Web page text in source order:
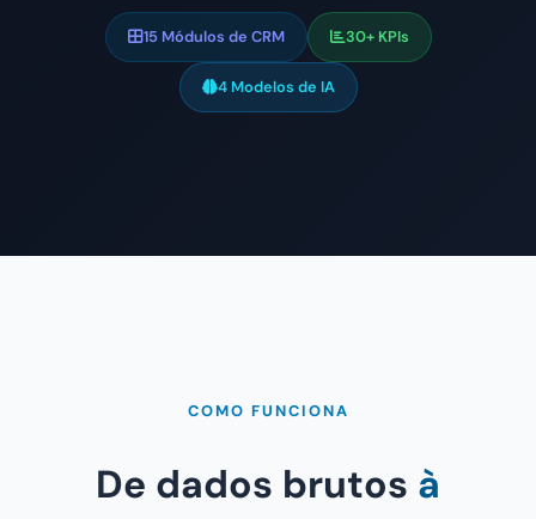
15 Módulos de CRM 30+ KPIs
4 Modelos de IA
COMO FUNCIONA
De dados brutos à